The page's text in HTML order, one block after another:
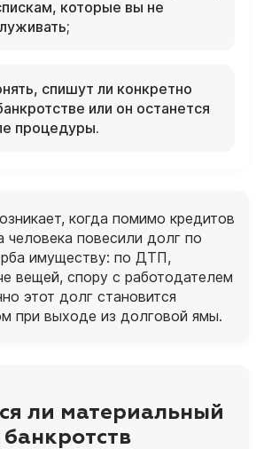
которые вы не
спишут ли конкретно
или он останется
процедуры.
когда помимо кредитов
человека повесили долг по
имуществу: по ДТП,
вещей, спору с работодателем
этот долг становится
при выходе из долговой ямы.
ли материальный